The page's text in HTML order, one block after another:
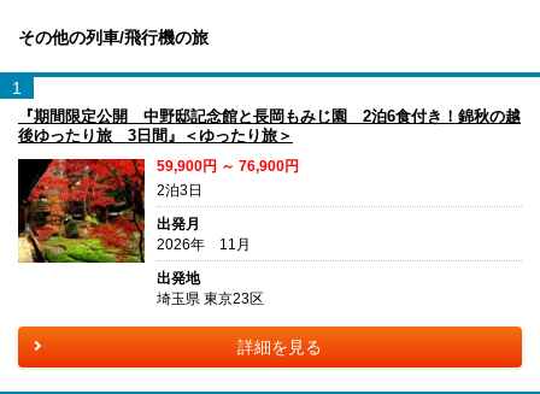
その他の列車/飛行機の旅
1
『期間限定公開 中野邸記念館と長岡もみじ園 2泊6食付き！錦秋の越
後ゆったり旅 3日間』＜ゆったり旅＞
59,900円 ～ 76,900円
2泊3日
出発月
2026年 11月
出発地
埼玉県 東京23区
詳細を見る